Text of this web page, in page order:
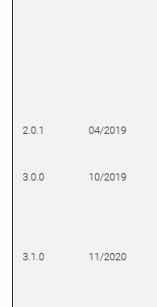
2.0.1 04/2019
3.0.0 10/2019
3.1.0 11/2020